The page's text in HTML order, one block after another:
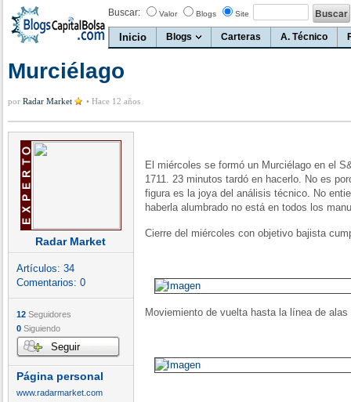
Buscar: Valor Blogs Site
Inicio Blogs Carteras A. Técnico
Murciélago
por Radar Market • Hace 12 años
Radar Market
Artículos: 34
Comentarios: 0
12 Seguidores
0 Siguiendo
Seguir
Página personal
www.radarmarket.com
El miércoles se formó un Murciélago en el
1711. 23 minutos tardó en hacerlo. No es
figura es la joya del análisis técnico. No
haberla alumbrado no está en todos los
Cierre del miércoles con objetivo bajista
Moviemiento de vuelta hasta la línea de